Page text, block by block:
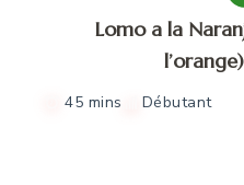
Lomo a la
45 mins Débutant